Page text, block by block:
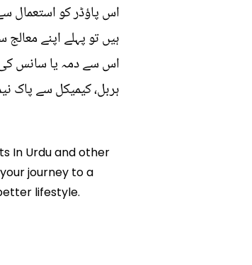
اس پاؤڈر کو استعمال
ہیں تو پہلے اپنے
اس سے دمہ یا سانس کی
ہربل، کیمیکل سے پاک
In Urdu and other
journey to a
lifestyle.